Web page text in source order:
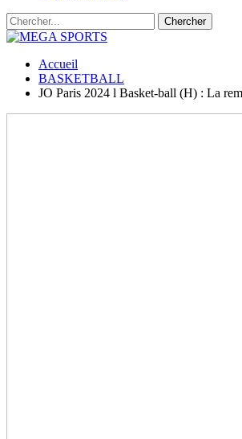
Accueil
BASKETBALL
JO Paris 2024 l Basket-ball (H) : La